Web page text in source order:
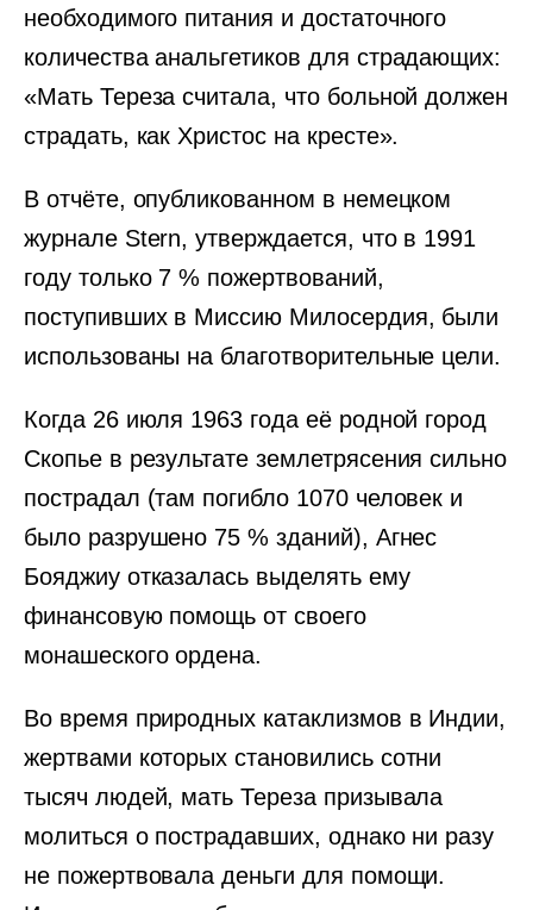
необходимого питания и достаточного
количества анальгетиков для страдающих:
«Мать Тереза ​​считала, что больной должен
страдать, как Христос на кресте».
В отчёте, опубликованном в немецком
журнале Stern, утверждается, что в 1991
году только 7 % пожертвований,
поступивших в Миссию Милосердия, были
использованы на благотворительные цели.
Когда 26 июля 1963 года её родной город
Скопье в результате землетрясения сильно
пострадал (там погибло 1070 человек и
было разрушено 75 % зданий), Агнес
Бояджиу отказалась выделять ему
финансовую помощь от своего
монашеского ордена.
Во время природных катаклизмов в Индии,
жертвами которых становились сотни
тысяч людей, мать Тереза призывала
молиться о пострадавших, однако ни разу
не пожертвовала деньги для помощи.